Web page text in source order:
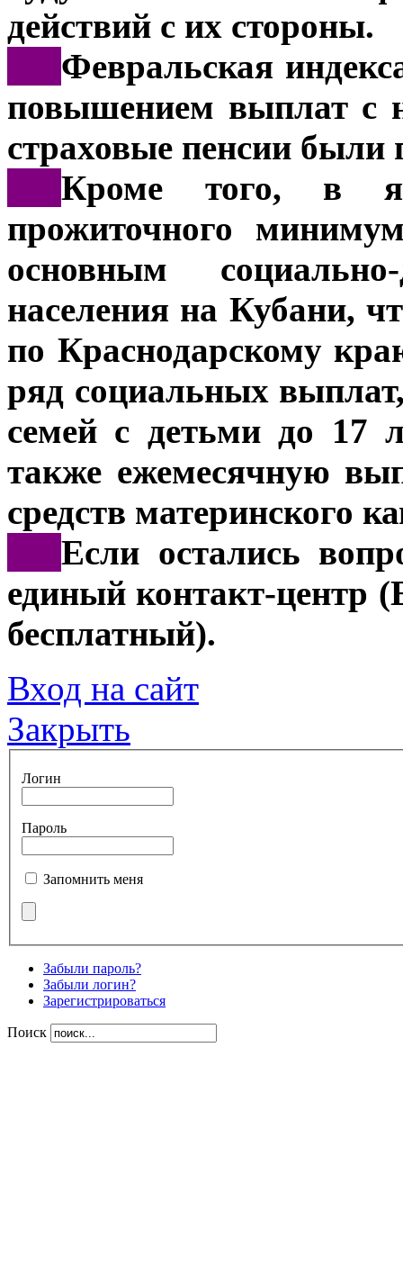
действий с их стороны.
Февральская
повышением выплат с
страховые пенсии
Кроме того, в
прожиточного
основным
населения на Кубани,
по Краснодарскому
ряд социальных
семей с детьми до 17
также ежемесячную
средств материнского
Если остались
единый контакт-центр
бесплатный).
Вход на сайт
Закрыть
Логин
Пароль
Запомнить меня
Забыли пароль?
Забыли логин?
Зарегистрироваться
Поиск